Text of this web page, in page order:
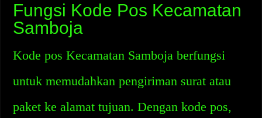
Fungsi Kode Pos Kecamatan
Samboja
Kode pos Kecamatan Samboja berfungsi
untuk memudahkan pengiriman surat atau
paket ke alamat tujuan. Dengan kode pos,